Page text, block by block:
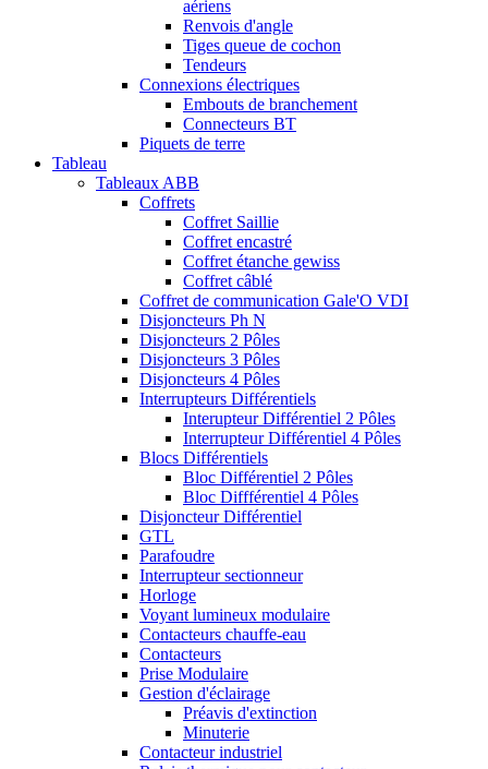
aériens
Renvois d'angle
Tiges queue de cochon
Tendeurs
Connexions électriques
Embouts de branchement
Connecteurs BT
Piquets de terre
Tableau
Tableaux ABB
Coffrets
Coffret Saillie
Coffret encastré
Coffret étanche gewiss
Coffret câblé
Coffret de communication Gale'O VDI
Disjoncteurs Ph N
Disjoncteurs 2 Pôles
Disjoncteurs 3 Pôles
Disjoncteurs 4 Pôles
Interrupteurs Différentiels
Interupteur Différentiel 2 Pôles
Interrupteur Différentiel 4 Pôles
Blocs Différentiels
Bloc Différentiel 2 Pôles
Bloc Diffférentiel 4 Pôles
Disjoncteur Différentiel
GTL
Parafoudre
Interrupteur sectionneur
Horloge
Voyant lumineux modulaire
Contacteurs chauffe-eau
Contacteurs
Prise Modulaire
Gestion d'éclairage
Préavis d'extinction
Minuterie
Contacteur industriel